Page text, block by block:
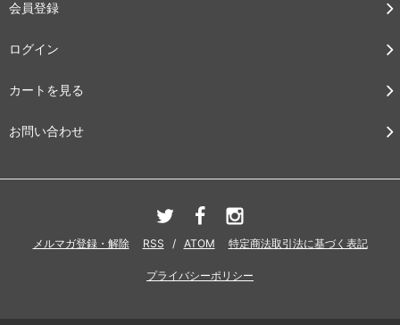
会員登録
ログイン
カートを見る
お問い合わせ
メルマガ登録・解除 RSS / ATOM 特定商法取引法に基づく表記
プライバシーポリシー